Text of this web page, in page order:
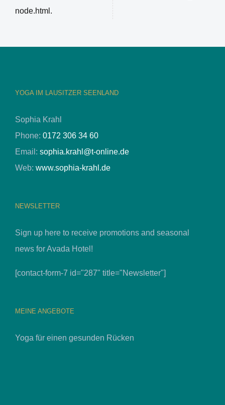
node.html.
YOGA IM LAUSITZER SEENLAND
Sophia Krahl
Phone: 0172 306 34 60
Email: sophia.krahl@t-online.de
Web: www.sophia-krahl.de
NEWSLETTER
Sign up here to receive promotions and seasonal
news for Avada Hotel!
[contact-form-7 id="287" title="Newsletter"]
MEINE ANGEBOTE
Yoga für einen gesunden Rücken